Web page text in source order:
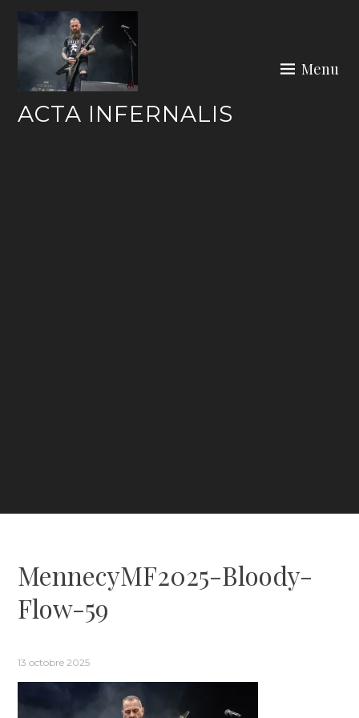
content
ACTA INFERNALIS
Menu
MennecyMF2025-Bloody-
Flow-59
13 octobre 2025